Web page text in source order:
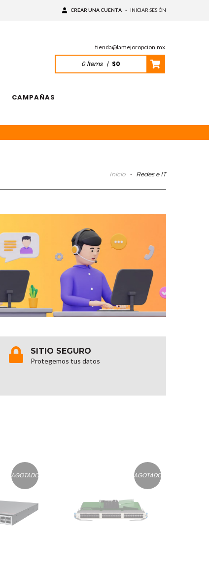
CREAR UNA CUENTA - INICIAR SESIÓN
tienda@lamejoropcion.mx
0Ítems | $0
CAMPAÑAS
Inicio - Redes e IT
SITIO SEGURO
Protegemos tus datos
AGOTADO AGOTADO